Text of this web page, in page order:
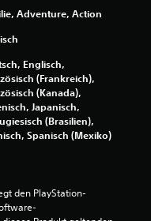
5
S
e
n
Adventure, Action
Englisch,
(Frankreich),
(Kanada),
Japanisch,
(Brasilien),
Spanisch (Mexiko)
den PlayStation-